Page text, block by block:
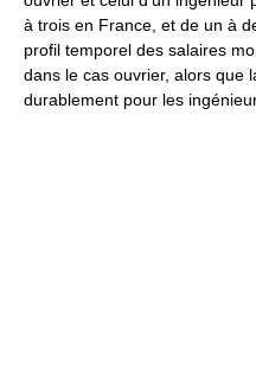
à trois en France, et de un à
profil temporel des salaires
dans le cas ouvrier, alors que
durablement pour les